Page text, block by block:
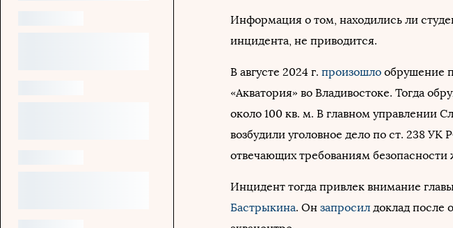
Информация о том, находились ли
инцидента, не приводится.
В августе 2024 г. произошло обрушение
«Акватория» во Владивостоке. Тогда
около 100 кв. м. В главном управлении
возбудили уголовное дело по ст. 238 УК
отвечающих требованиям безопасности
Инцидент тогда привлек внимание
Бастрыкина. Он запросил доклад после